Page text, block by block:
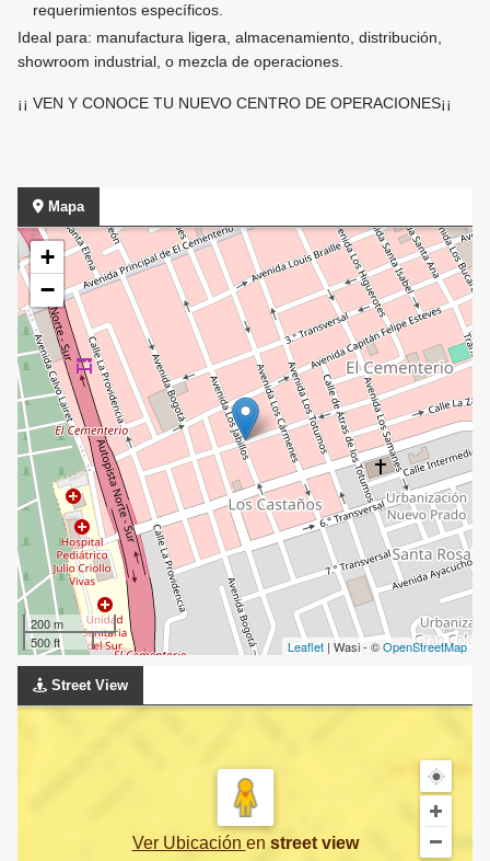
requerimientos específicos.
Ideal para: manufactura ligera, almacenamiento, distribución,
showroom industrial, o mezcla de operaciones.
¡¡ VEN Y CONOCE TU NUEVO CENTRO DE OPERACIONES¡¡
Mapa
+
−
200 m
500 ft
Leaflet | Wasi - ©OpenStreetMap
Street View
Ver Ubicación en street view